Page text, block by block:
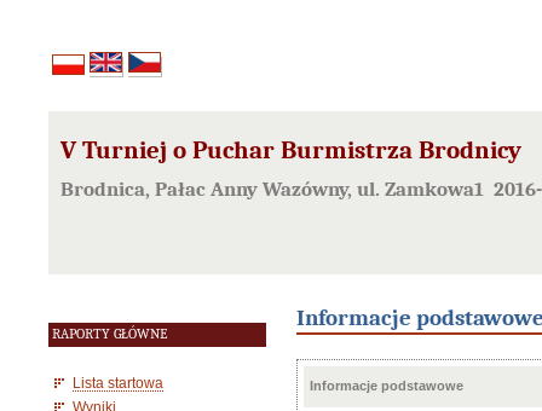
V Turniej o Puchar Burmistrza Brodnicy
Brodnica, Pałac Anny Wazówny, ul. Zamkowa1
RAPORTY GŁÓWNE
Lista startowa
Wyniki
Informacje
Informacje podstawowe